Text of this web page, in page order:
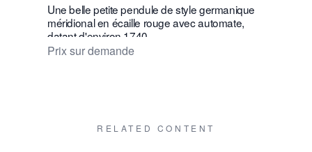
Une belle petite pendule de style germanique
méridional en écaille rouge avec automate,
datant d'environ 1740.
Prix sur demande
RELATED CONTENT